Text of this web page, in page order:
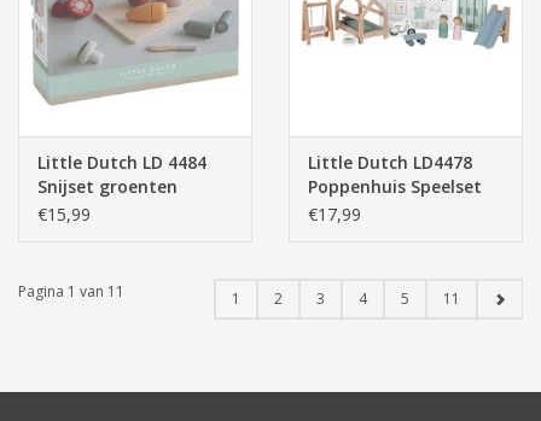
Little Dutch LD 4484
Snijset groenten
€15,99
Little Dutch LD4478
Poppenhuis Speelset
Kinderkamer
€17,99
Pagina 1 van 11 1 2 3 4 5 11